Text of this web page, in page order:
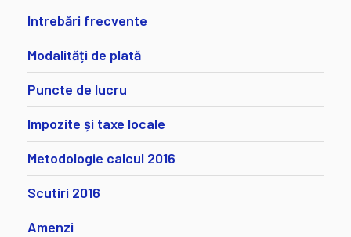
Intrebări frecvente
Modalități de plată
Puncte de lucru
Impozite și taxe locale
Metodologie calcul 2016
Scutiri 2016
Amenzi